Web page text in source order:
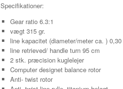
Specifikationer:
Gear ratio 6.3:1
vægt 315 gr.
line kapacitet (diameter/meter ca. )
line retrieved/ handle turn 95 cm
2 stk. præcision kuglelejer
Computer designet balance rotor
Anti- twist rotor